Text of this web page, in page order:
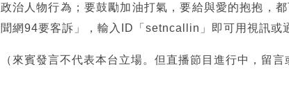
政治人物行為；要鼓勵加油打氣，要給與愛的抱抱，
聞網94要客訴」，輸入ID「setncallin」即可用視訊或
（來賓發言不代表本台立場。但直播節目進行中，留